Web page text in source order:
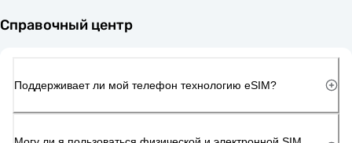
Справочный центр
Поддерживает ли мой телефон технологию eSIM?